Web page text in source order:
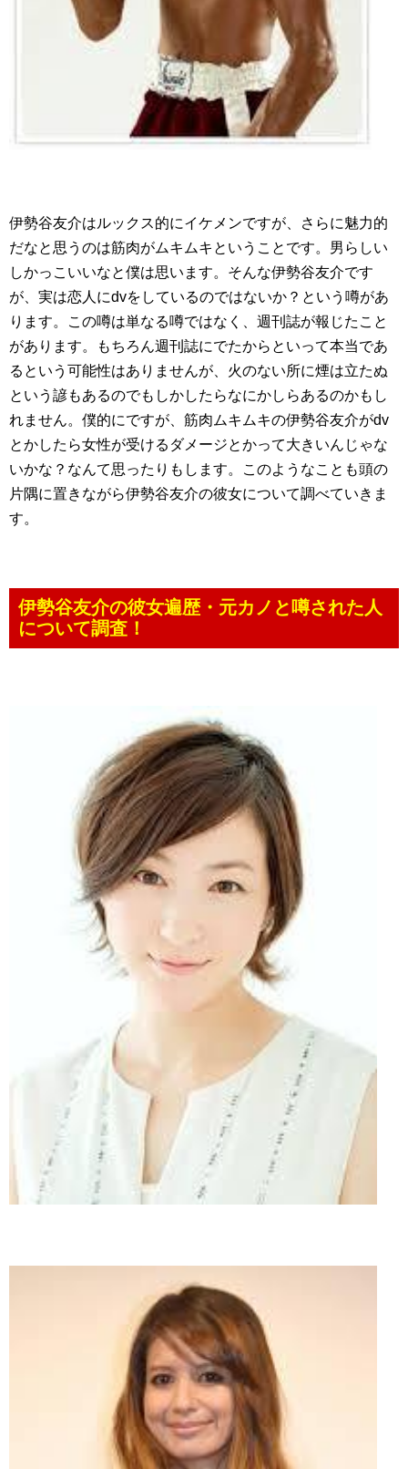
伊勢谷友介はルックス的にイケメンですが、さらに魅力的
だなと思うのは筋肉がムキムキということです。男らしい
しかっこいいなと僕は思います。そんな伊勢谷友介です
が、実は恋人にdvをしているのではないか？という噂があ
ります。この噂は単なる噂ではなく、週刊誌が報じたこと
があります。もちろん週刊誌にでたからといって本当であ
るという可能性はありませんが、火のない所に煙は立たぬ
という諺もあるのでもしかしたらなにかしらあるのかもし
れません。僕的にですが、筋肉ムキムキの伊勢谷友介がdv
とかしたら女性が受けるダメージとかって大きいんじゃな
いかな？なんて思ったりもします。このようなことも頭の
片隅に置きながら伊勢谷友介の彼女について調べていきま
す。
伊勢谷友介の彼女遍歴・元カノと噂された人
について調査！